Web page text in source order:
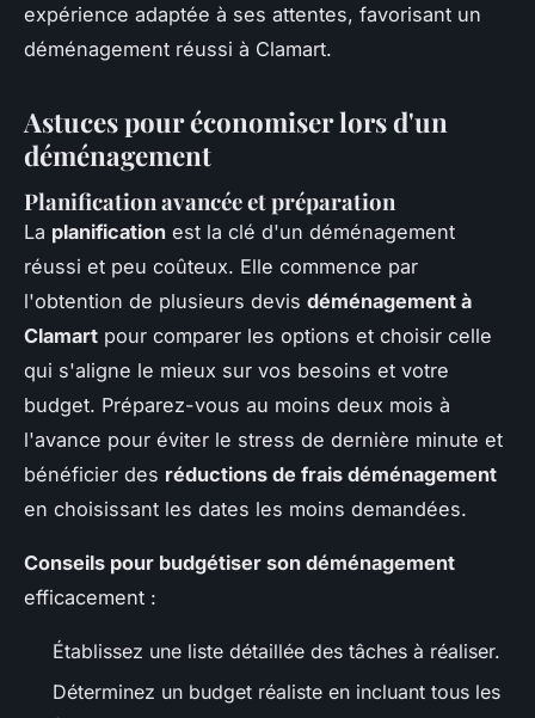
expérience adaptée à ses attentes, favorisant un
déménagement réussi à Clamart.
Astuces pour économiser lors d'un
déménagement
Planification avancée et préparation
La planification est la clé d'un déménagement
réussi et peu coûteux. Elle commence par
l'obtention de plusieurs devis déménagement à
Clamart pour comparer les options et choisir celle
qui s'aligne le mieux sur vos besoins et votre
budget. Préparez-vous au moins deux mois à
l'avance pour éviter le stress de dernière minute et
bénéficier des réductions de frais déménagement
en choisissant les dates les moins demandées.
Conseils pour budgétiser son déménagement
efficacement :
Établissez une liste détaillée des tâches à réaliser.
Déterminez un budget réaliste en incluant tous les